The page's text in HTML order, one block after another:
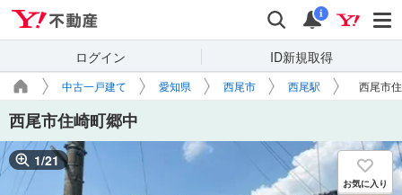
検索 通知
i
ログイン ID新規取得
中古一戸建て 愛知県 西尾市 西尾駅 西尾市
西尾市住崎町郷中
1/21
お気に入り